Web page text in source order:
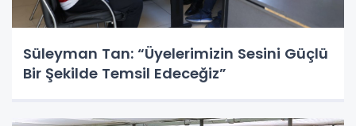
Süleyman Tan: “Üyelerimizin Sesini Güçlü
Bir Şekilde Temsil Edeceğiz”